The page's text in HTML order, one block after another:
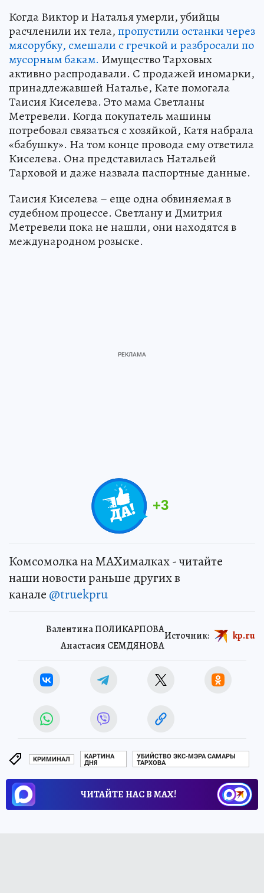
Когда Виктор и Наталья умерли, убийцы
расчленили их тела,пропустили останки через
мясорубку, смешали с гречкой и разбросали по
мусорным бакам. Имущество Тарховых
активно распродавали. С продажей иномарки,
принадлежавшей Наталье, Кате помогала
Таисия Киселева. Это мама Светланы
Метревели. Когда покупатель машины
потребовал связаться с хозяйкой, Катя набрала
«бабушку». На том конце провода ему ответила
Киселева. Она представилась Натальей
Тарховой и даже назвала паспортные данные.
Таисия Киселева – еще одна обвиняемая в
судебном процессе. Светлану и Дмитрия
Метревели пока не нашли, они находятся в
международном розыске.
+3
Комсомолка на MAXималках - читайте
наши новости раньше других в
канале @truekpru
Валентина ПОЛИКАРПОВА
Анастасия СЕМДЯНОВА
Источник: kp.ru
КРИМИНАЛ
КАРТИНА
ДНЯ
УБИЙСТВО ЭКС-МЭРА САМАРЫ
ТАРХОВА
ЧИТАЙТЕ НАС В МАХ!